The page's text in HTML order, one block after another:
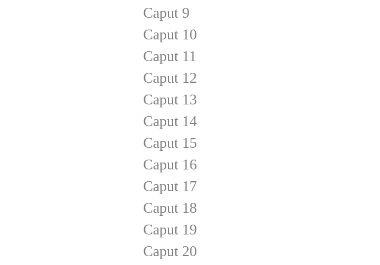
Caput 9
Caput 10
Caput 11
Caput 12
Caput 13
Caput 14
Caput 15
Caput 16
Caput 17
Caput 18
Caput 19
Caput 20